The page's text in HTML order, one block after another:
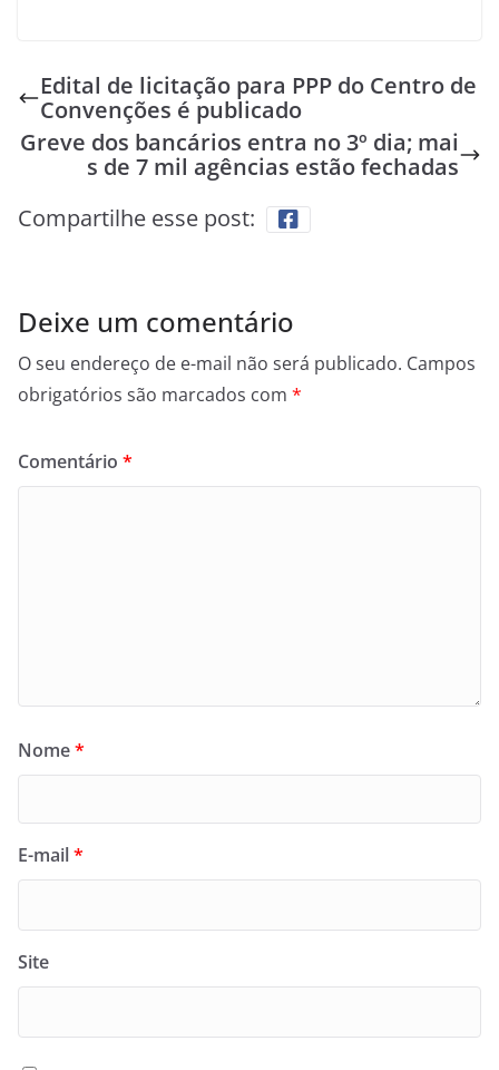
Edital de licitação para PPP do Centro de
Convenções é publicado
Greve dos bancários entra no 3º dia; mai
s de 7 mil agências estão fechadas
Compartilhe esse post:
Deixe um comentário
O seu endereço de e-mail não será publicado. Campos
obrigatórios são marcados com *
Comentário *
Nome*
E-mail*
Site